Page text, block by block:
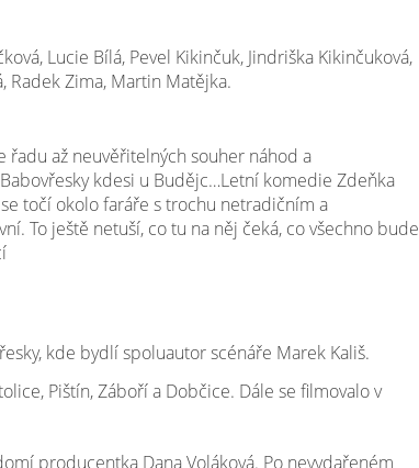
Lucie Bílá, Pevel Kikinčuk, Jindriška Kikinčuková,
Radek Zima, Martin Matějka.
až neuvěřitelných souher náhod a
kdesi u Budějc…Letní komedie Zdeňka
točí okolo faráře s trochu netradičním a
To ještě netuší, co tu na něj čeká, co všechno bude
kde bydlí spoluautor scénáře Marek Kališ.
Pištín, Záboří a Dobčice. Dále se filmovalo v
producentka Dana Voláková. Po nevydařeném